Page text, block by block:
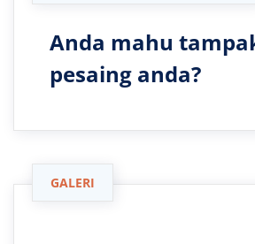
Anda mahu
pesaing anda?
GALERI